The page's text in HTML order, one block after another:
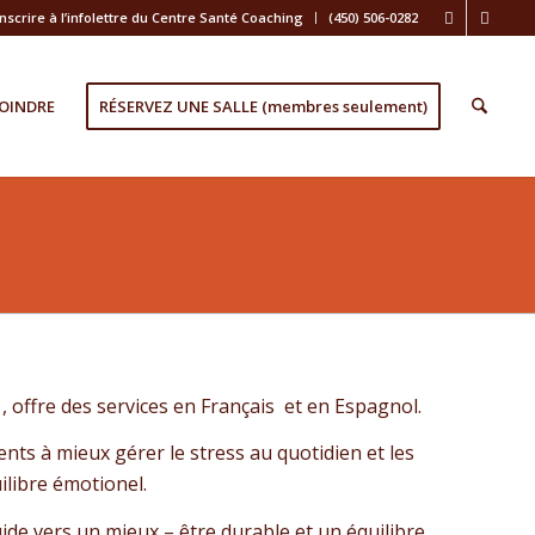
à l’infolettre du Centre Santé Coaching (450) 506-0282
RÉSERVEZ UNE SALLE (membres seulement)
des services en Français et en Espagnol.
à mieux gérer le stress au quotidien et les
émotionel.